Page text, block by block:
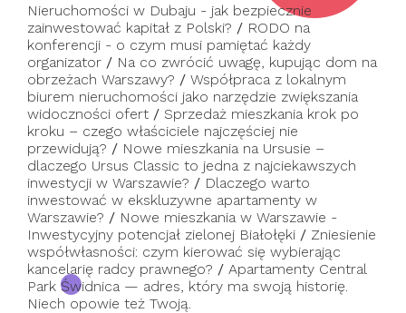
Nieruchomości w Dubaju - jak bezpiecznie
zainwestować kapitał z Polski? / RODO na
konferencji - o czym musi pamiętać każdy
organizator / Na co zwrócić uwagę, kupując dom na
obrzeżach Warszawy? / Współpraca z lokalnym
biurem nieruchomości jako narzędzie zwiększania
widoczności ofert / Sprzedaż mieszkania krok po
kroku – czego właściciele najczęściej nie
przewidują? / Nowe mieszkania na Ursusie –
dlaczego Ursus Classic to jedna z najciekawszych
inwestycji w Warszawie? / Dlaczego warto
inwestować w ekskluzywne apartamenty w
Warszawie? / Nowe mieszkania w Warszawie -
Inwestycyjny potencjał zielonej Białołęki / Zniesienie
współwłasności: czym kierować się wybierając
kancelarię radcy prawnego? / Apartamenty Central
Park Świdnica — adres, który ma swoją historię.
Niech opowie też Twoją.